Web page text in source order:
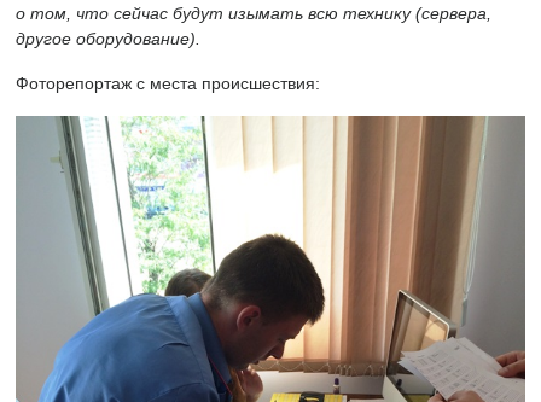
о том, что сейчас будут изымать всю технику (сервера,
другое оборудование).
Фоторепортаж с места происшествия: